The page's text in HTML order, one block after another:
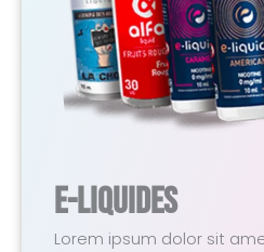
E-Liquides
Lorem ipsum dolor sit